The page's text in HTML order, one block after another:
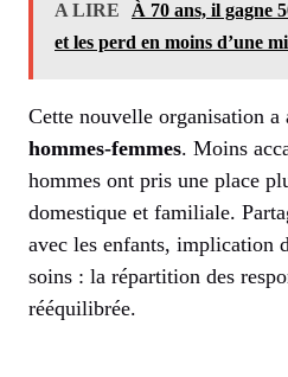
A LIRE
À 70 ans, il gagne
et les perd en moins d’une
Cette nouvelle organisation a
hommes-femmes. Moins
hommes ont pris une place
domestique et familiale.
avec les enfants, implication
soins : la répartition des
rééquilibrée.